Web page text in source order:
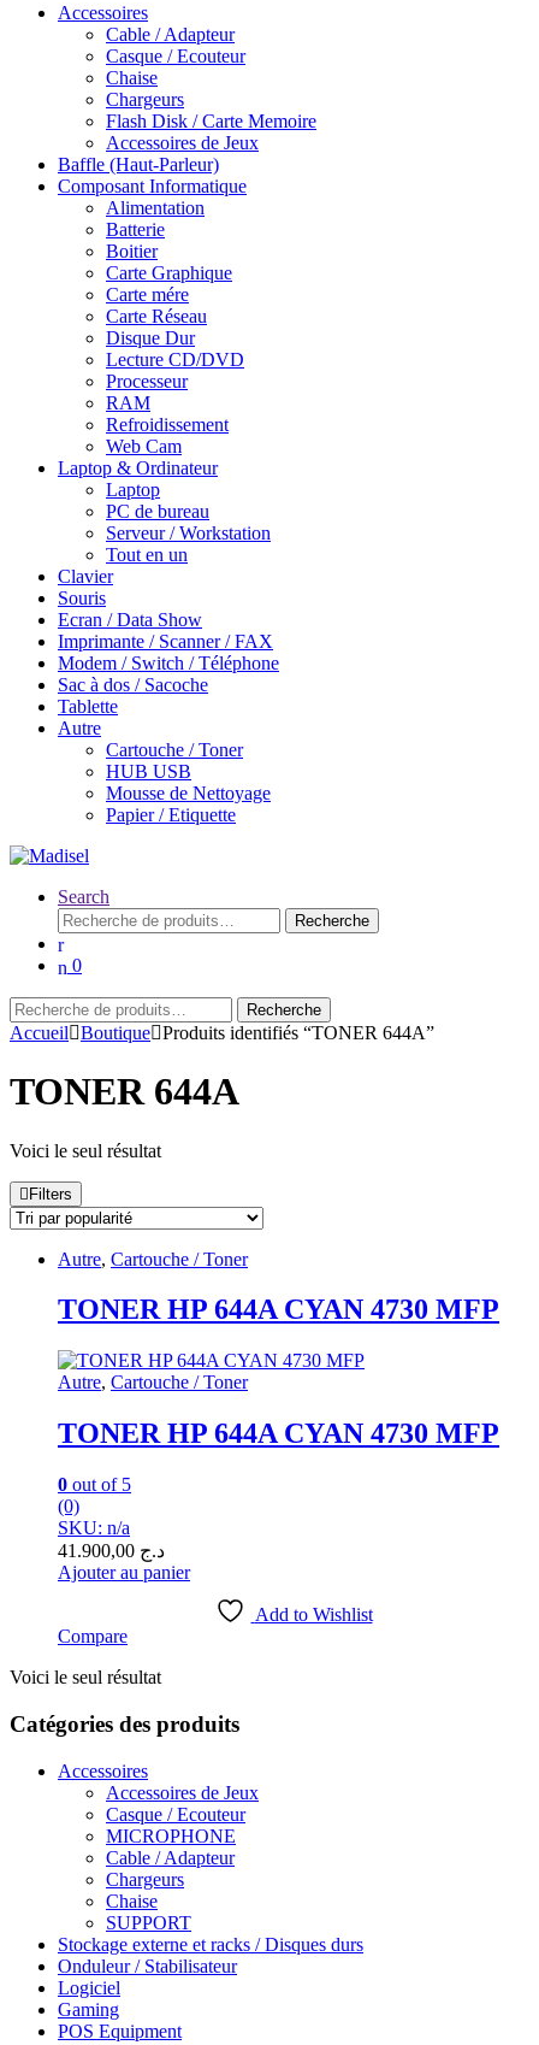
Accessoires
Cable / Adapteur
Casque / Ecouteur
Chaise
Chargeurs
Flash Disk / Carte Memoire
Accessoires de Jeux
Baffle (Haut-Parleur)
Composant Informatique
Alimentation
Batterie
Boitier
Carte Graphique
Carte mére
Carte Réseau
Disque Dur
Lecture CD/DVD
Processeur
RAM
Refroidissement
Web Cam
Laptop & Ordinateur
Laptop
PC de bureau
Serveur / Workstation
Tout en un
Clavier
Souris
Ecran / Data Show
Imprimante / Scanner / FAX
Modem / Switch / Téléphone
Sac à dos / Sacoche
Tablette
Autre
Cartouche / Toner
HUB USB
Mousse de Nettoyage
Papier / Etiquette
Search
Recherche
pour :
Recherche
0
Recherche
pour :
Recherche
Accueil Boutique Produits identifiés “TONER 644A”
TONER 644A
Voici le seul résultat
Filters
Autre, Cartouche / Toner
TONER HP 644A CYAN 4730 MFP
Autre, Cartouche / Toner
TONER HP 644A CYAN 4730 MFP
0 out of 5
(0)
SKU: n/a
د.ج
Ajouter au panier
Add to Wishlist
Compare
Voici le seul résultat
Catégories des produits
Accessoires
Accessoires de Jeux
Casque / Ecouteur
MICROPHONE
Cable / Adapteur
Chargeurs
Chaise
SUPPORT
Stockage externe et racks / Disques durs
Onduleur / Stabilisateur
Logiciel
Gaming
POS Equipment